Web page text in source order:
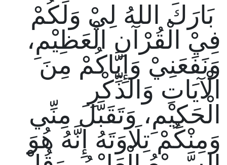
بَارَكَ اللهُ لِيْ وَلَكُمْ
فِيْ الْقُرْآنِ الْعَظِيْمِ،
وَنَفَعَنِيْ وَإِيَّاكُمْ مِنَ
الْآيَاتِ وَالذِّكْرِ
الْحَكِيْمِ، وَتَقَبَّلَ مِنِّي
وَمِنْكُمْ تِلَاوَتَهُ إِنَّهُ هُوَ